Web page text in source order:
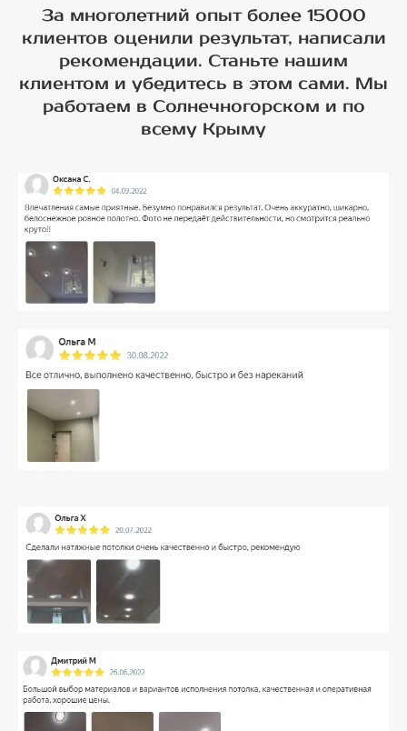
За многолетний опыт более 15000
клиентов оценили результат, написали
рекомендации. Станьте нашим
клиентом и убедитесь в этом сами. Мы
работаем в Солнечногорском и по
всему Крыму